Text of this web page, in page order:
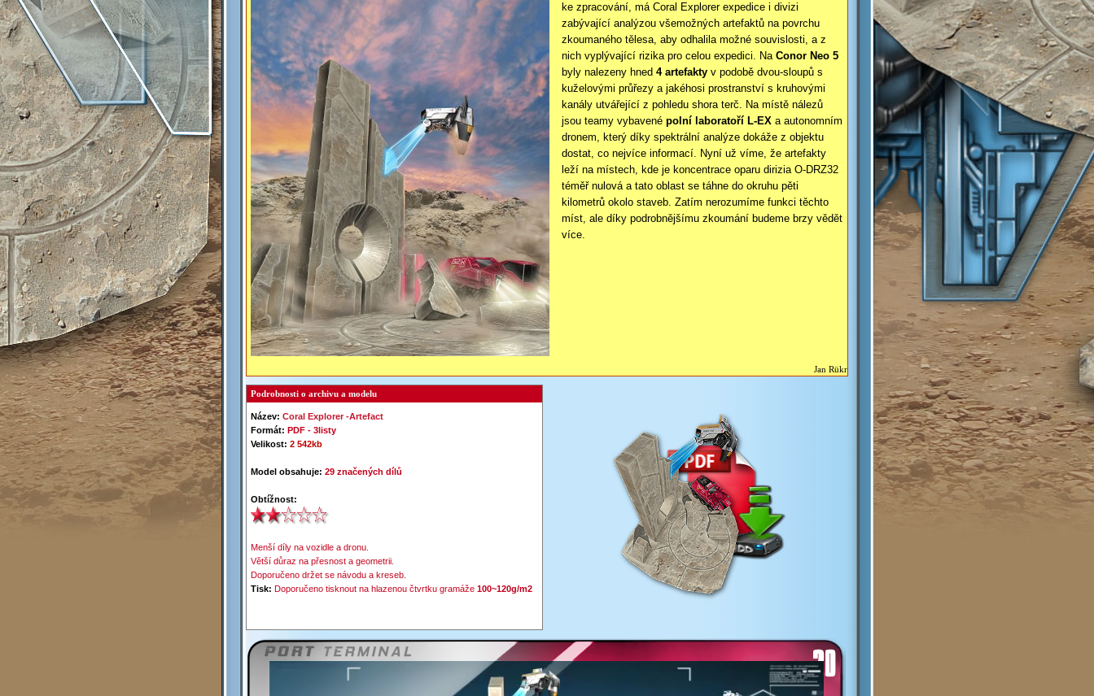
ke zpracování, má Coral Explorer expedice i divizi
zabývající analýzou všemožných artefaktů na povrchu
zkoumaného tělesa, aby odhalila možné souvislosti, a z
nich vyplývající rizika pro celou expedici. Na Conor Neo 5
byly nalezeny hned 4 artefaktyv podobě dvou-sloupů s
kuželovými průřezy a jakéhosi prostranství s kruhovými
kanály utvářející z pohledu shora terč. Na místě nálezů
jsou teamy vybavené polní laboratoří L-EX a autonomním
dronem, který díky spektrální analýze dokáže z objektu
dostat, co nejvíce informací. Nyní už víme, že artefakty
leží na místech, kde je koncentrace oparu dirizia O-DRZ32
téměř nulová a tato oblast se táhne do okruhu pěti
kilometrů okolo staveb. Zatím nerozumíme funkci těchto
míst, ale díky podrobnějšímu zkoumání budeme brzy vědět
více.
Jan Rükr
Podrobnosti o archivu a modelu
Název: Coral Explorer-Artefact
Formát: PDF -3listy
Velikost: 2 542kb
Model obsahuje: 29 značených dílů
Obtížnost:
Menší díly na vozidle a dronu.
Větší důraz na přesnost a geometrii.
Doporučeno držet se návodu a kreseb.
Tisk: Doporučeno tisknout na hlazenou čtvrtku gramáže100~120g/m2